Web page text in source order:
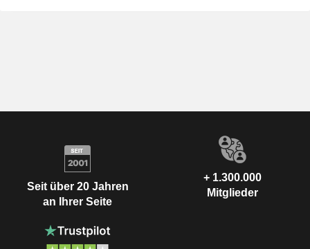
Seit über 20 Jahren
an Ihrer Seite
+ 1.300.000
Mitglieder